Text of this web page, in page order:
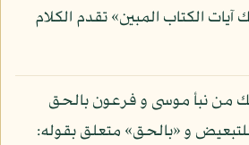
الكتاب المبين» تقدم الكلام
من نبأ موسى و فرعون بالحق
و «بالحق» متعلق بقوله: